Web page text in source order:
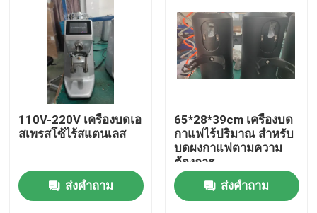
บ้าน
110V-220V เครื่องบดเอ
สเพรสโซ้ไร้สแตนเลส
ส่งคำถาม
65*28*39cm เครื่องบด
กาแฟไร้ปริมาณ สําหรับ
บดผงกาแฟตามความ
ต้องการ
ส่งคำถาม